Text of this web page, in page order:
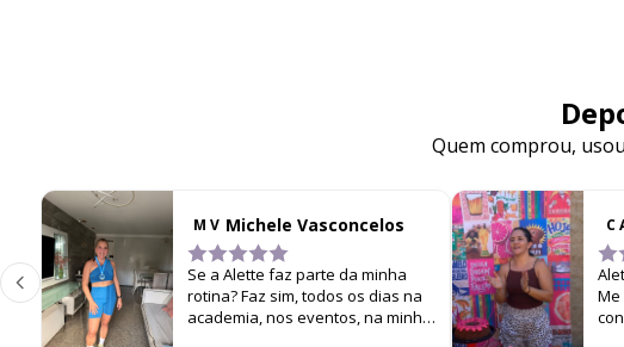
Quem comprou,
M V Michele Vasconcelos
Se a Alette faz parte da minha
rotina? Faz sim, todos os dias na
academia, nos eventos, na minha
C